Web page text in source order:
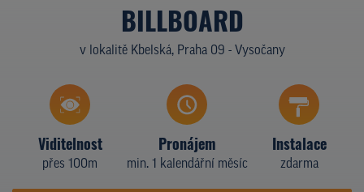
PLOCHY V AKCI
TYPY NOSIČŮ
Z PRAXE
BILLBOARD
v lokalitě Kbelská, Praha 09 - Vysočany
Viditelnost
přes 100m
Pronájem
min. 1 kalendářní měsíc
Instalace
zdarma